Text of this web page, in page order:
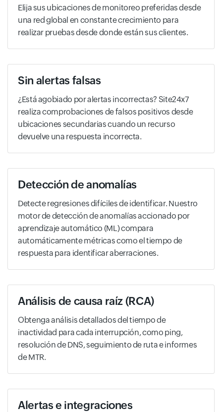
Elija sus ubicaciones de monitoreo preferidas desde
una red global en constante crecimiento para
realizar pruebas desde donde están sus clientes.
Sin alertas falsas
¿Está agobiado por alertas incorrectas? Site24x7
realiza comprobaciones de falsos positivos desde
ubicaciones secundarias cuando un recurso
devuelve una respuesta incorrecta.
Detección de anomalías
Detecte regresiones difíciles de identificar. Nuestro
motor de detección de anomalías accionado por
aprendizaje automático (ML) compara
automáticamente métricas como el tiempo de
respuesta para identificar aberraciones.
Análisis de causa raíz (RCA)
Obtenga análisis detallados del tiempo de
inactividad para cada interrupción, como ping,
resolución de DNS, seguimiento de ruta e informes
de MTR.
Alertas e integraciones